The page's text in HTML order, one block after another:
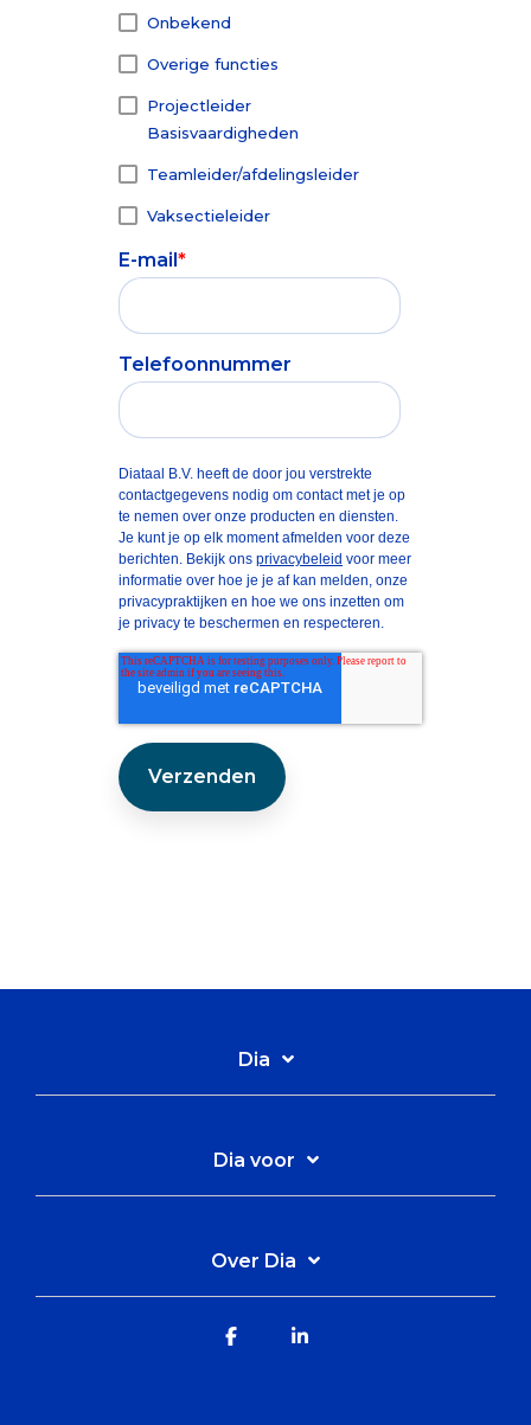
Onbekend
Overige functies
Projectleider
Basisvaardigheden
Teamleider/afdelingsleider
Vaksectieleider
E-mail*
Telefoonnummer
Diataal B.V. heeft de door jou verstrekte
contactgegevens nodig om contact met je op
te nemen over onze producten en diensten.
Je kunt je op elk moment afmelden voor deze
berichten. Bekijk ons privacybeleid voor meer
informatie over hoe je je af kan melden, onze
privacypraktijken en hoe we ons inzetten om
je privacy te beschermen en respecteren.
Dia
Dia voor
Over Dia
Facebook